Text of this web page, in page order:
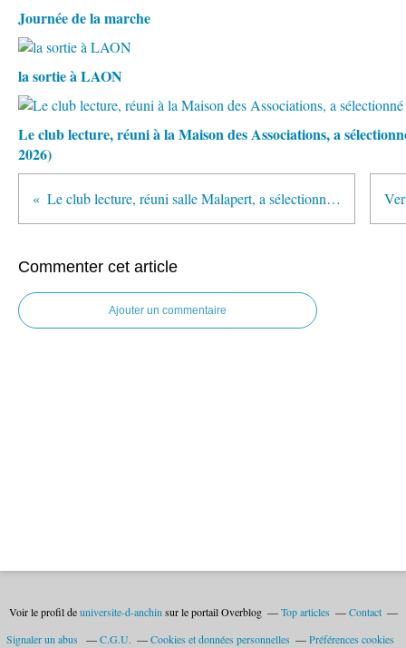
Journée de la marche
la sortie à LAON
Le club lecture, réuni à la Maison des Associations, a
2026)
Le club lecture, réuni salle Malapert, a sélectionné quelques ouvrages (octobre 2021)
Commenter cet article
Ajouter un commentaire
Voir le profil deuniversite-d-anchin sur le portail Overblog Top articles
Contact
Signaler un abus
C.G.U. Cookies et données personnelles Préférences cookies